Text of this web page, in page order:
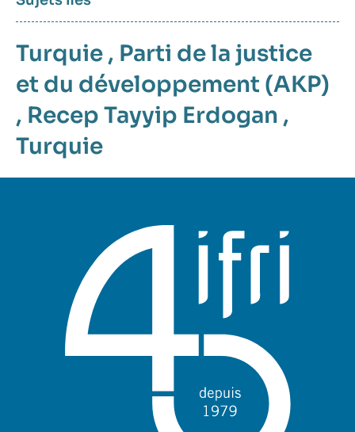
Turquie , Parti de la justice
et du développement (AKP)
, Recep Tayyip Erdogan ,
Turquie